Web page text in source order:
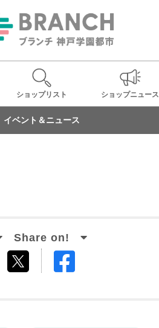
ショップリスト ショップニュース
イベント＆ニュース